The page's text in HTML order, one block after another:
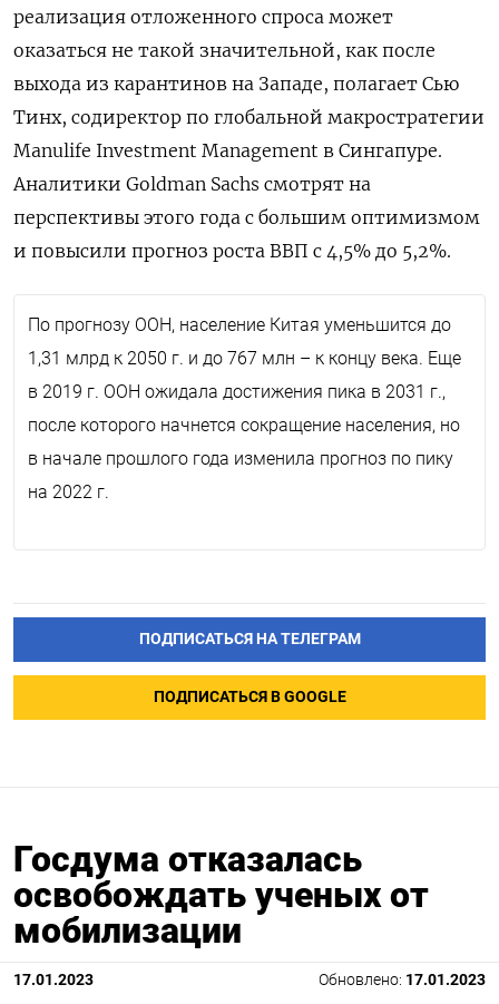
реализация отложенного спроса может
оказаться не такой значительной, как после
выхода из карантинов на Западе, полагает Сью
Тинх, содиректор по глобальной макростратегии
Manulife Investment Management в Сингапуре.
Аналитики Goldman Sachs смотрят на
перспективы этого года с большим оптимизмом
и повысили прогноз роста ВВП с 4,5% до 5,2%.
По прогнозу ООН, население Китая уменьшится до
1,31 млрд к 2050 г. и до 767 млн – к концу века. Еще
в 2019 г. ООН ожидала достижения пика в 2031 г.,
после которого начнется сокращение населения, но
в начале прошлого года изменила прогноз по пику
на 2022 г.
ПОДПИСАТЬСЯ НА ТЕЛЕГРАМ
ПОДПИСАТЬСЯ В GOOGLE
Госдума отказалась
освобождать ученых от
мобилизации
17.01.2023 Обновлено: 17.01.2023